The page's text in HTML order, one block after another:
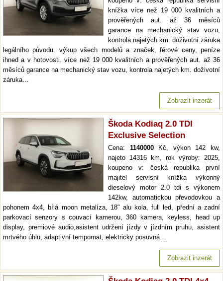
knížka více než 19 000 kvalitních a
prověřených aut. až 36 měsíců
garance na mechanický stav vozu,
kontrola najetých km. doživotní záruka
legálního původu. výkup všech modelů a značek, férové ceny, peníze
ihned a v hotovosti. více než 19 000 kvalitních a prověřených aut. až 36
měsíců garance na mechanický stav vozu, kontrola najetých km. doživotní
záruka…
Zobrazit inzerát
Škoda Kodiaq 2.0 TDI
Exclusive Selection
Cena: 1140000Kč, výkon 142 kw,
najeto 14316 km, rok výroby: 2025,
koupeno v: česká republika první
majitel servisní knížka výkonný
dieselový motor 2.0 tdi s výkonem
142kw, automatickou převodovkou a
pohonem 4x4, bílá moon metalíza, 18" alu kola, full led, přední a zadní
parkovací senzory s couvací kamerou, 360 kamera, keyless, head up
display, premiové audio,asistent udržení jízdy v jízdním pruhu, asistent
mrtvého úhlu, adaptivní tempomat, elektricky posuvná…
Zobrazit inzerát